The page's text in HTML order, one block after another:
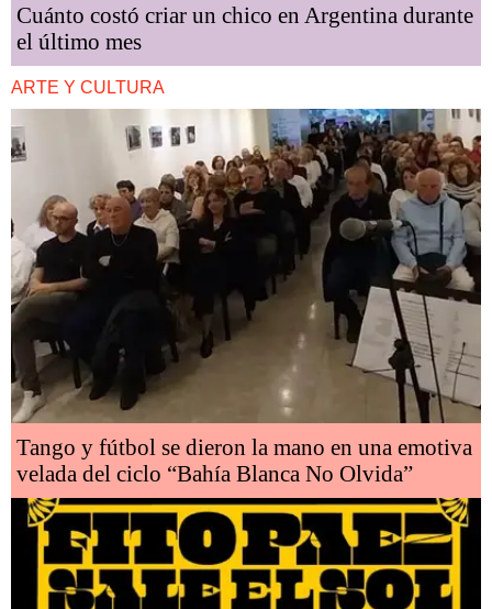
Cuánto costó criar un chico en Argentina durante
el último mes
ARTE Y CULTURA
Tango y fútbol se dieron la mano en una emotiva
velada del ciclo “Bahía Blanca No Olvida”